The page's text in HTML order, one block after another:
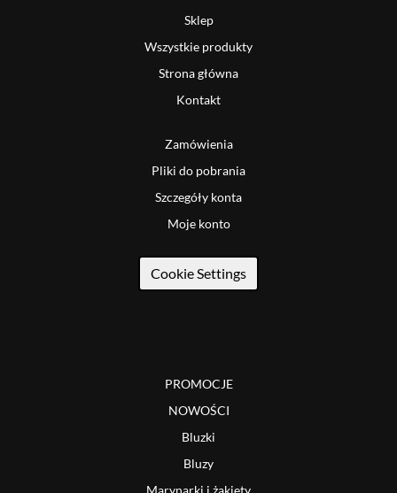
Sklep
Wszystkie produkty
Strona główna
Kontakt
Zamówienia
Pliki do pobrania
Szczegóły konta
Moje konto
Cookie Settings
PROMOCJE
NOWOŚCI
Bluzki
Bluzy